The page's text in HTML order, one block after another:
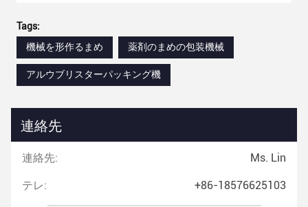
Tags:
機械を形作るまめ
薬剤のまめの包装機械
アルウブリスターパッキング機
連絡先
連絡先: Ms. Lin
テレ: +86-18576625103